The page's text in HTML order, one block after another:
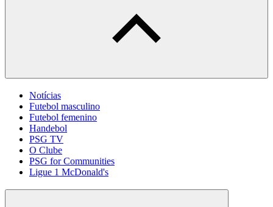
Notícias
Futebol masculino
Futebol femenino
Handebol
PSG TV
O Clube
PSG for Communities
Ligue 1 McDonald's